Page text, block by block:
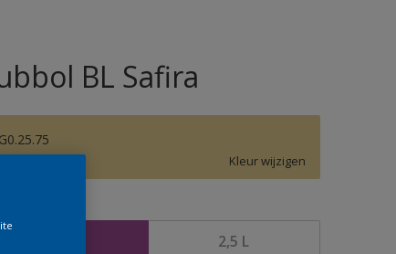
BL Safira
G0.25.75
Kleur wijzigen
2,5 L